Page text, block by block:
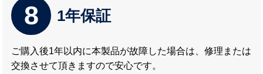
8 1年保証
ご購入後1年以内に本製品が故障した場合は、修理または
交換させて頂きますので安心です。